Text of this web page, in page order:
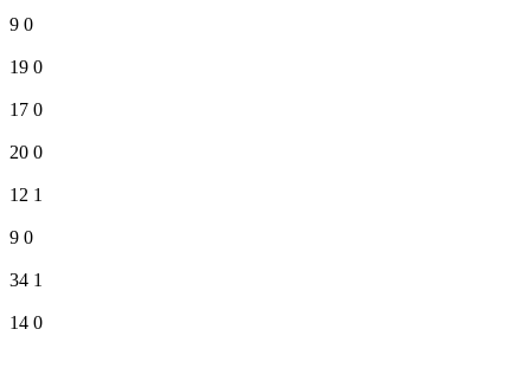
9 0
19 0
17 0
20 0
12 1
9 0
34 1
14 0